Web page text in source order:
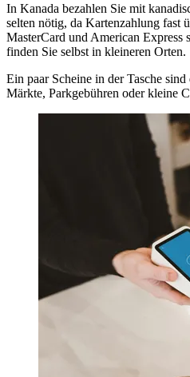
In Kanada bezahlen Sie mit
selten nötig, da Kartenzahlung fast
MasterCard und American Express
finden Sie selbst in kleineren Orten.
Ein paar Scheine in der Tasche
Märkte, Parkgebühren oder kleine